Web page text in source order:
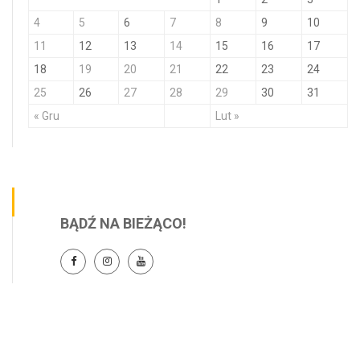
« Gru Lut »
4
5 6 7 8 9
10
11
12 13 14 15 16
17
18
19 20 21 22 23
24
25
26 27 28 29 30 31
BĄDŹ NA BIEŻĄCO!